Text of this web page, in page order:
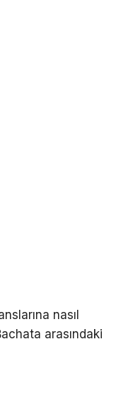
nasıl
arasındaki